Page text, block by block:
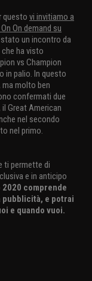
questo vi invitiamo a
On demand su
un incontro da
ha visto
vs Champion
in palio. In questo
molto ben
confermati due
Great American
nel secondo
nel primo.
ti permette di
e in anticipo
2020 comprende
pubblicità, e potrai
e quando vuoi.